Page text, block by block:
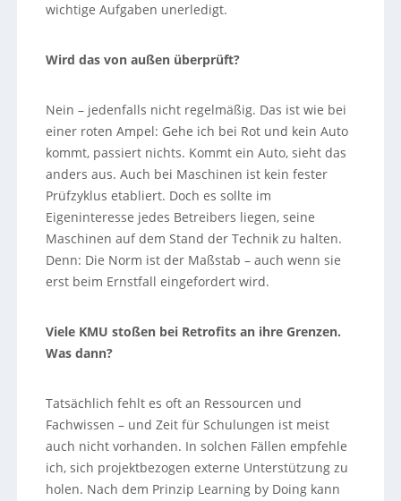
wichtige Aufgaben unerledigt.
Wird das von außen überprüft?
Nein – jedenfalls nicht regelmäßig. Das ist wie bei
einer roten Ampel: Gehe ich bei Rot und kein Auto
kommt, passiert nichts. Kommt ein Auto, sieht das
anders aus. Auch bei Maschinen ist kein fester
Prüfzyklus etabliert. Doch es sollte im
Eigeninteresse jedes Betreibers liegen, seine
Maschinen auf dem Stand der Technik zu halten.
Denn: Die Norm ist der Maßstab – auch wenn sie
erst beim Ernstfall eingefordert wird.
Viele KMU stoßen bei Retrofits an ihre Grenzen.
Was dann?
Tatsächlich fehlt es oft an Ressourcen und
Fachwissen – und Zeit für Schulungen ist meist
auch nicht vorhanden. In solchen Fällen empfehle
ich, sich projektbezogen externe Unterstützung zu
holen. Nach dem Prinzip Learning by Doing kann